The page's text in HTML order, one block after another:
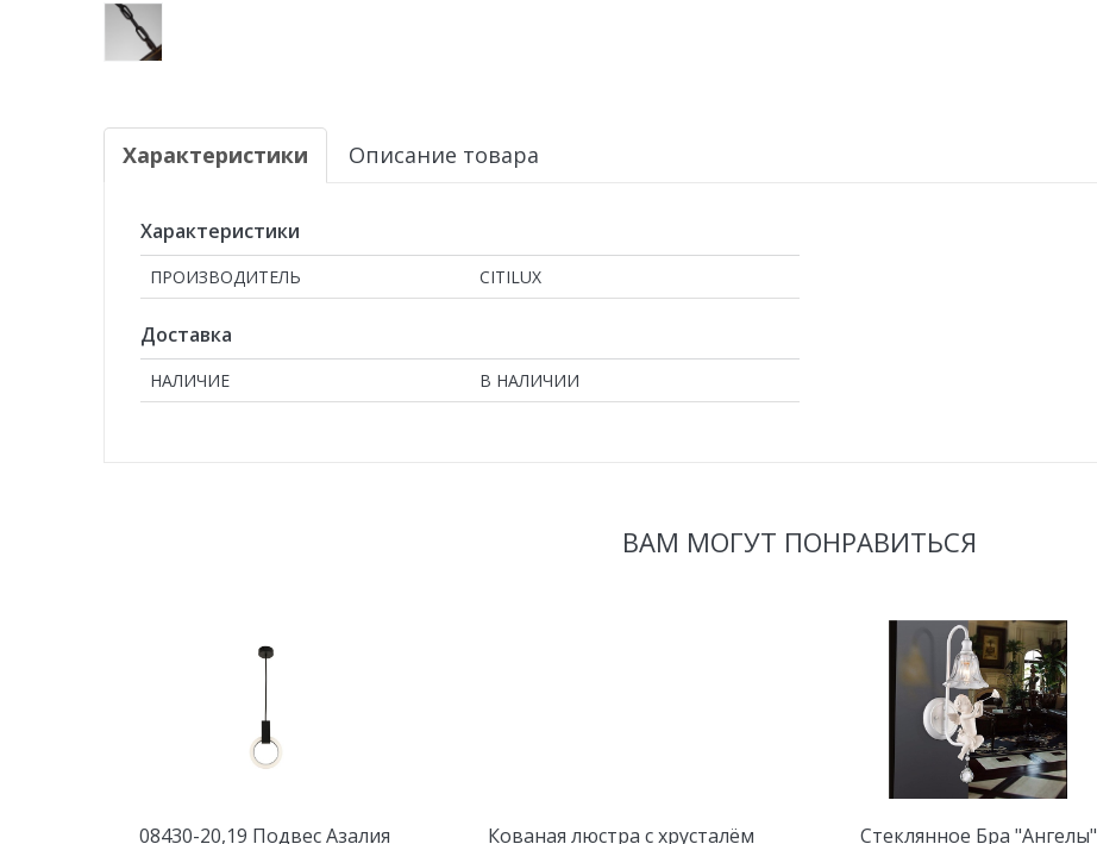
Характеристики Описание товара
Характеристики
ПРОИЗВОДИТЕЛЬ CITILUX
Доставка
НАЛИЧИЕ В НАЛИЧИИ
ВАМ МОГУТ ПОНРАВИТЬСЯ
08430-20,19 Подвес Азалия
Кованая люстра с хрусталём
Стеклянное Бра "Ангелы"